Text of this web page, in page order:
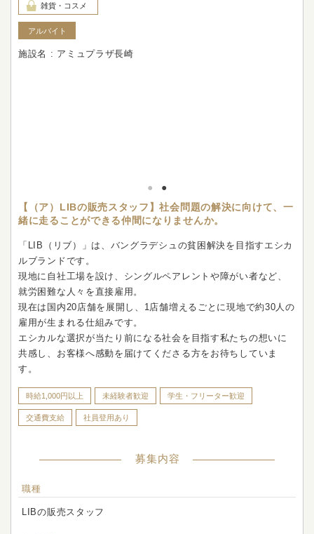
雑貨・コスメ
アルバイト
施設名 : アミュプラザ長崎
【（ア）LIBの販売スタッフ】社会問題の解決に向けて、一
緒に走ることができる仲間になりませんか。
「LIB（リブ）」は、バングラデシュの貧困解決を目指すエシカ
ルブランドです。
現地に自社工場を設け、シングルペアレントや障がい者など、
就労困難な人々を直接雇用。
現在は国内20店舗を展開し、1店舗増えるごとに現地で約30人の
雇用が生まれる仕組みです。
エシカルな選択が当たり前になる社会を目指す私たちの想いに
共感し、お客様へ感動を届けてくださる方をお待ちしていま
す。
時給1,000円以上 未経験者歓迎 学生・フリーター歓迎
交通費支給 社員登用あり
募集内容
職種
LIBの販売スタッフ